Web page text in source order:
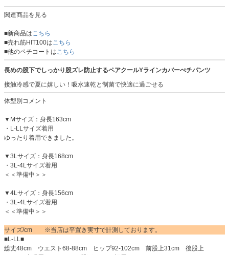
関連商品を見る
■新商品はこちら
■売れ筋HIT100はこちら
■他のペチコートはこちら
長めの股下でしっかり股ズレ防止するペアクールYラインカバーぺチパンツ
接触冷感で夏に嬉しい！吸水速乾と制菌で快適に過ごせる
体型別コメント
▼Mサイズ：身長163cm
・L-LLサイズ着用
ゆったり着用できました。
▼3Lサイズ：身長168cm
・3L-4Lサイズ着用
＜＜準備中＞＞
▼4Lサイズ：身長156cm
・3L-4Lサイズ着用
＜＜準備中＞＞
サイズ/cm ※当店は平置き実寸で計測しております。
■L-LL■
総丈48cm ウエスト68-88cm ヒップ92-102cm 前股上31cm 後股上